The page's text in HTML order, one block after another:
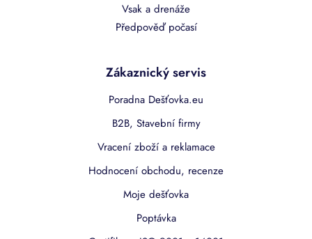
Vsak a drenáže
Předpověď počasí
Zákaznický servis
Poradna Dešťovka.eu
B2B, Stavební firmy
Vracení zboží a reklamace
Hodnocení obchodu, recenze
Moje dešťovka
Poptávka